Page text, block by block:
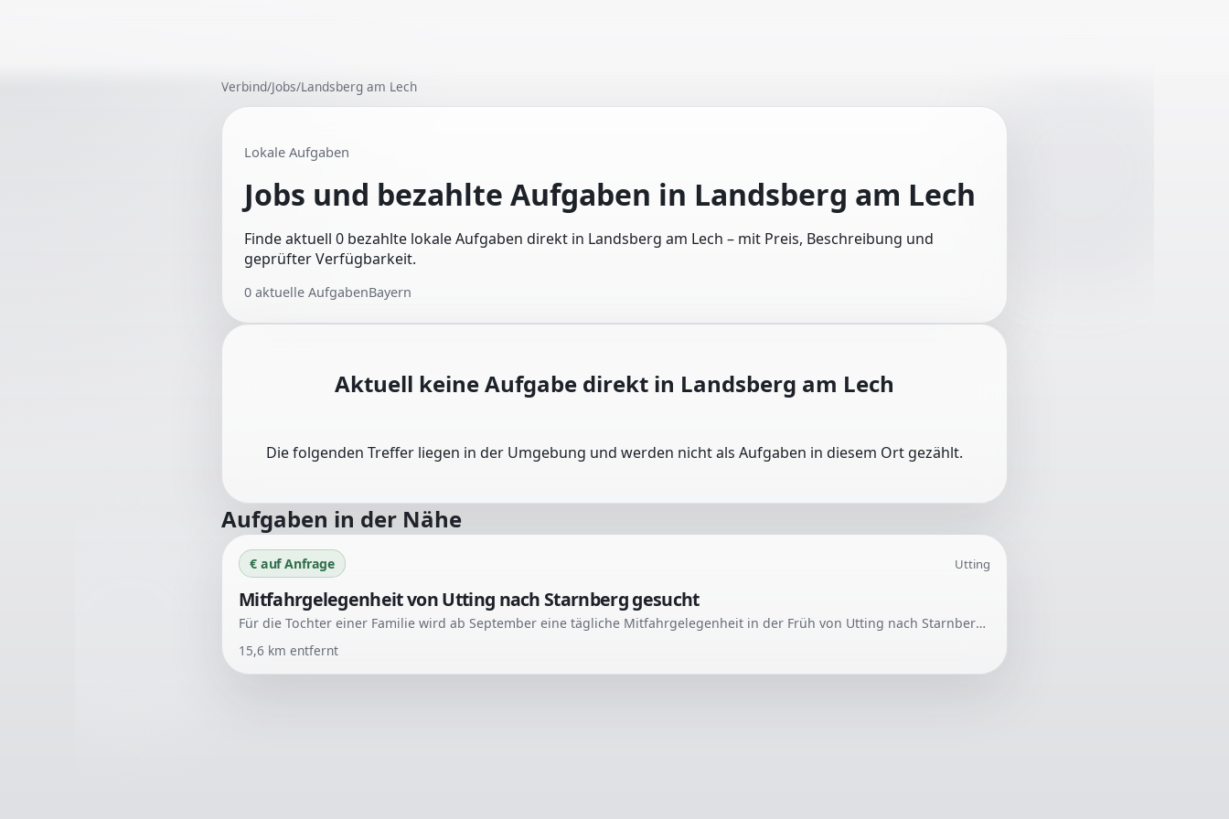
Verbind/Jobs/Landsberg am Lech
Lokale Aufgaben
Jobs und bezahlte Aufgaben in Landsberg am Lech
Finde aktuell 0 bezahlte lokale Aufgaben direkt in Landsberg am Lech – mit Preis, Beschreibung und
geprüfter Verfügbarkeit.
0 aktuelle AufgabenBayern
Aktuell keine Aufgabe direkt in Landsberg am Lech
Die folgenden Treffer liegen in der Umgebung und werden nicht als Aufgaben in diesem Ort gezählt.
Aufgaben in der Nähe
€ auf Anfrage Utting
Mitfahrgelegenheit von Utting nach Starnberg gesucht
Für die Tochter einer Familie wird ab September eine tägliche Mitfahrgelegenheit in der Früh von Utting nach Starnberg gesucht. Ideal wäre auch eine Rückfahrt am Nachmittag.
15,6 km entfernt